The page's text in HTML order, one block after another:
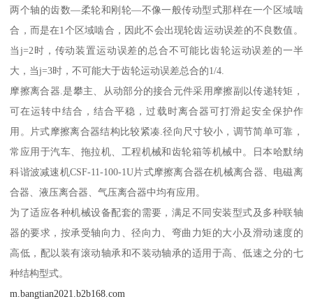
两个轴的齿数—柔轮和刚轮—不像一般传动型式那样在一个区域啮
合，而是在1个区域啮合，因此不会出现轮齿运动误差的不良数值。
当j=2时，传动装置运动误差的总合不可能比齿轮运动误差的一半
大，当j=3时，不可能大于齿轮运动误差总合的1/4.
摩擦离合器.是攀主、从动部分的接合元件采用摩擦副以传递转矩，
可在运转中结合，结合平稳，过载时离合器可打滑起安全保护作
用。片式摩擦离合器结构比较紧凑.径向尺寸较小，调节简单可靠，
常应用于汽车、拖拉机、工程机械和齿轮箱等机械中。日本哈默纳
科谐波减速机CSF-11-100-1U片式摩擦离合器在机械离合器、电磁离
合器、液压离合器、气压离合器中均有应用。
为了适应各种机械设备配套的需要，满足不同安装型式及多种联轴
器的要求，按承受轴向力、径向力、弯曲力矩的大小及滑动速度的
高低，配以装有滚动轴承和不装动轴承的适用于高、低速之分的七
种结构型式。
m.bangtian2021.b2b168.com